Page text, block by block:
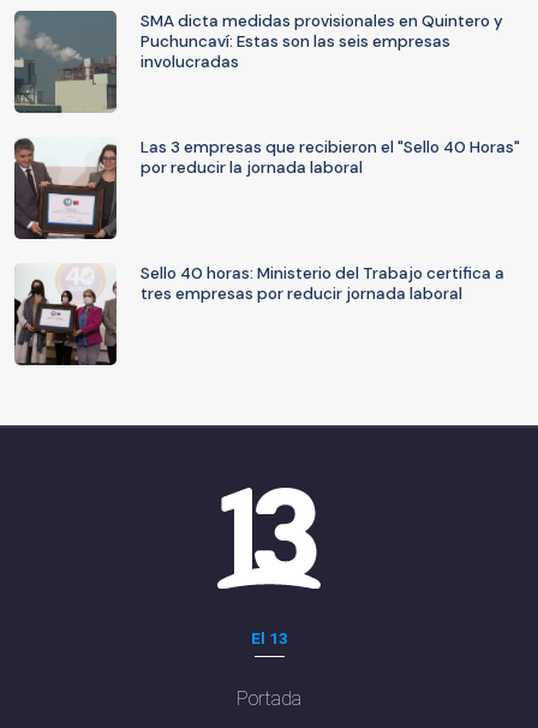
SMA dicta medidas provisionales en Quintero y
Puchuncaví: Estas son las seis empresas
involucradas
Las 3 empresas que recibieron el "Sello 40 Horas"
por reducir la jornada laboral
Sello 40 horas: Ministerio del Trabajo certifica a
tres empresas por reducir jornada laboral
El 13
Portada